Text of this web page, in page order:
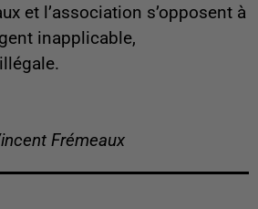
et l’association s’opposent à
inapplicable,
Frémeaux